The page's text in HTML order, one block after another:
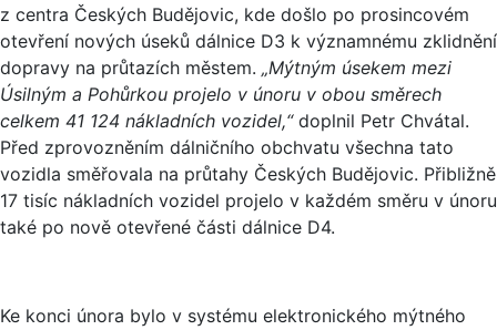
z centra Českých Budějovic, kde došlo po prosincovém
otevření nových úseků dálnice D3 k významnému zklidnění
dopravy na průtazích městem. „Mýtným úsekem mezi
Úsilným a Pohůrkou projelo v únoru v obou směrech
celkem 41 124 nákladních vozidel,“doplnil Petr Chvátal.
Před zprovozněním dálničního obchvatu všechna tato
vozidla směřovala na průtahy Českých Budějovic. Přibližně
17 tisíc nákladních vozidel projelo v každém směru v únoru
také po nově otevřené části dálnice D4.
Ke konci února bylo v systému elektronického mýtného